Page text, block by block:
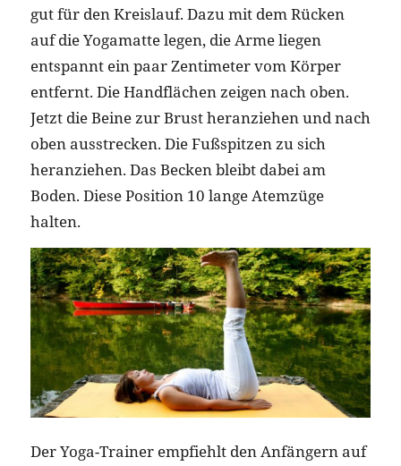
gut für den Kreislauf. Dazu mit dem Rücken
auf die Yogamatte legen, die Arme liegen
entspannt ein paar Zentimeter vom Körper
entfernt. Die Handflächen zeigen nach oben.
Jetzt die Beine zur Brust heranziehen und nach
oben ausstrecken. Die Fußspitzen zu sich
heranziehen. Das Becken bleibt dabei am
Boden. Diese Position 10 lange Atemzüge
halten.
Der Yoga-Trainer empfiehlt den Anfängern auf